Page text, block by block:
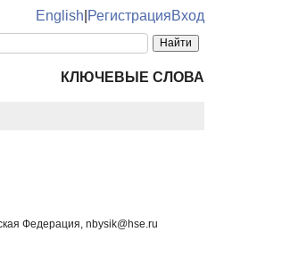
English РегистрацияВход
КЛЮЧЕВЫЕ СЛОВА
Федерация, nbysik@hse.ru